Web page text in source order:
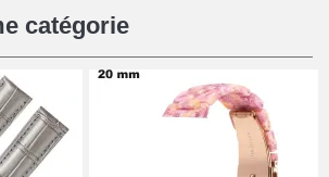
19,08 €
Chasse-Goupille Montre
4,90 €
catégorie